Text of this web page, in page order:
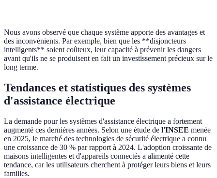
Nous avons observé que chaque système apporte des avantages et
des inconvénients. Par exemple, bien que les **disjoncteurs
intelligents** soient coûteux, leur capacité à prévenir les dangers
avant qu'ils ne se produisent en fait un investissement précieux sur le
long terme.
Tendances et statistiques des systèmes
d'assistance électrique
La demande pour les systèmes d'assistance électrique a fortement
augmenté ces dernières années. Selon une étude de l'INSEE menée
en 2025, le marché des technologies de sécurité électrique a connu
une croissance de 30 % par rapport à 2024. L'adoption croissante de
maisons intelligentes et d'appareils connectés a alimenté cette
tendance, car les utilisateurs cherchent à protéger leurs biens et leurs
familles.